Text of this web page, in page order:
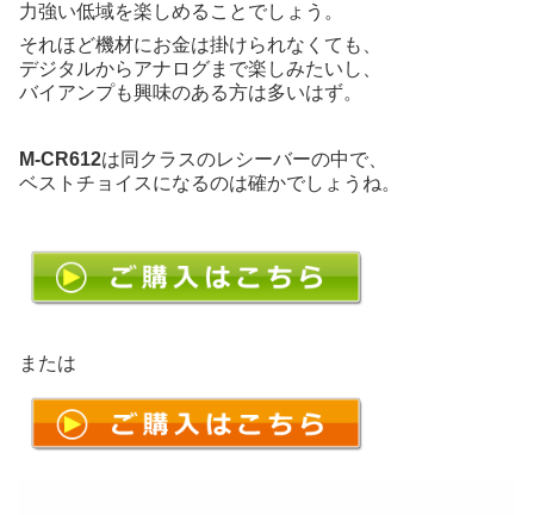
力強い低域を楽しめることでしょう。
それほど機材にお金は掛けられなくても、
デジタルからアナログまで楽しみたいし、
バイアンプも興味のある方は多いはず。
M-CR612は同クラスのレシーバーの中で、
ベストチョイスになるのは確かでしょうね。
または